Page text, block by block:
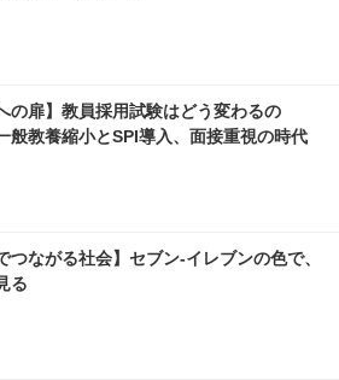
の扉】教員採用試験はどう変わるの
教養縮小とSPI導入、面接重視の時代
つながる社会】セブン‐イレブンの色で、
る